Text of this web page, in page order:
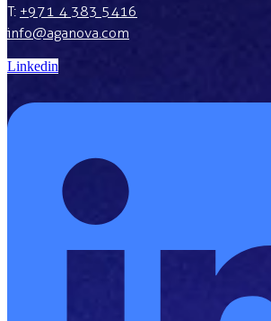
T: +971 4 383 5416
info@aganova.com
Linkedin